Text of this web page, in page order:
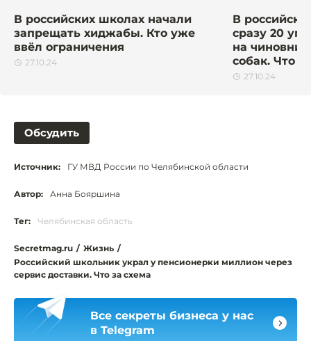
В российских школах начали
запрещать хиджабы. Кто уже
ввёл ограничения
27.10.24
В
сразу 20
на
собак. Что
27.10.24
Обсудить
Источник: ГУ МВД России по Челябинской области
Автор: Анна Бояршина
Тег: Челябинская область
Secretmag.ru / Жизнь /
Российский школьник украл у пенсионерки миллион через
сервис доставки. Что за схема
Все секреты бизнеса у нас
в Telegram